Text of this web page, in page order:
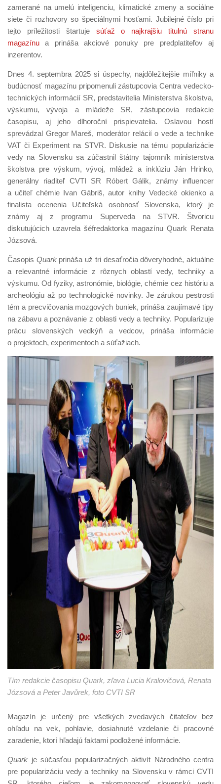
zamerané na umelú inteligenciu, klimatické zmeny a sociálne
siete či rozhovory so špeciálnymi hosťami. Jubilejné číslo pri
tejto príležitosti štartuje súťaž o najkrajšiu titulnú stranu
magazínu a prináša akciové ponuky pre predplatiteľov aj
inzerentov.
Dnes 4. septembra 2025 si úspechy, najdôležitejšie míľniky a
budúcnosť magazínu pripomenuli zástupcovia Centra vedecko-
technických informácií SR, predstavitelia Ministerstva školstva,
výskumu, vývoja a mládeže SR, zástupcovia redakcie
časopisu, aj jeho dlhoroční prispievatelia. Oslavou hostí
sprevádzal Gregor Mareš, moderátor relácií o vede a technike
VAT či Experiment na STVR. Diskusie na tému popularizácie
vedy na Slovensku sa zúčastnil štátny tajomník ministerstva
školstva pre výskum, vývoj, mládež a inklúziu Ján Hrinko,
generálny riaditeľ CVTI SR Róbert Gálik, známy influencer
a učiteľ chémie Ivan Gábriš, autor knihy Vedecké okienko a
finalista ocenenia Učiteľská osobnosť Slovenska, ktorý je
známy aj z programu Superveda na STVR. Štvoricu
diskutujúcich uzavrela šéfredaktorka magazínu Quark Renata
Józsová.
Časopis Quarkprináša už tri desaťročia dôveryhodné, aktuálne
a relevantné informácie z rôznych oblastí vedy, techniky a
výskumu. Od fyziky, astronómie, biológie, chémie cez históriu a
archeológiu až po technologické novinky. Je zárukou pestrosti
tém a precvičovania mozgových buniek, prináša zaujímavé tipy
na zábavu a poznávanie z oblasti vedy a techniky. Popularizuje
prácu slovenských vedkýň a vedcov, prináša informácie
o projektoch, experimentoch a súťažiach.
Tím redakcie časopisu Quark, zľava Lucia Kralovičová, Renata
Józsová a Peter Javůrek, foto CVTI SR
Magazín je určený pre všetkých zvedavých čitateľov bez
ohľadu na vek, pohlavie, dosiahnuté vzdelanie či pracovné
zaradenie, ktorí hľadajú faktami podložené informácie.
Quark je súčasťou popularizačných aktivít Národného centra
pre popularizáciu vedy a techniky na Slovensku v rámci CVTI